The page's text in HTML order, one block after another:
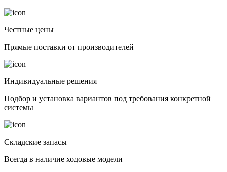
Честные цены
Прямые поставки от производителей
Индивидуальные решения
Подбор и установка вариантов под требования конкретной
системы
Складские запасы
Всегда в наличие ходовые модели